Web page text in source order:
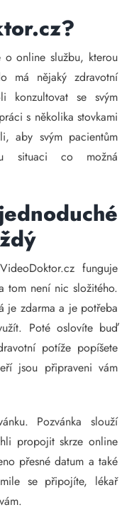
online službu, kterou
má nějaký zdravotní
konzultovat se svým
s několika stovkami
aby svým pacientům
situaci co možná
funguje
tom není nic složitého.
je zdarma a je potřeba
Poté oslovíte buď
potíže popíšete
jsou připraveni vám
Pozvánka slouží
propojit skrze online
přesné datum a také
se připojíte, lékař